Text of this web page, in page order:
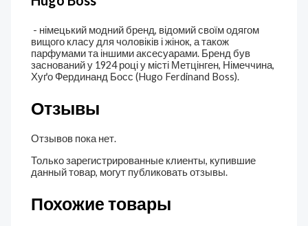
- німецький модний бренд, відомий своїм одягом
вищого класу для чоловіків і жінок, а також
парфумами та іншими аксесуарами. Бренд був
заснований у 1924 році у місті Метцінген, Німеччина,
Хуґо Фердинанд Босс (Hugo Ferdinand Boss).
Отзывы
Отзывов пока нет.
Только зарегистрированные клиенты, купившие
данный товар, могут публиковать отзывы.
Похожие товары